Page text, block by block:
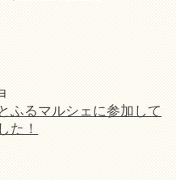
ふるマルシェに参加して
た！